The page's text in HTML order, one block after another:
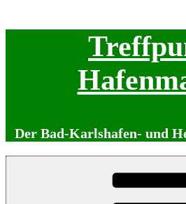
Der Bad-Karlshafen- und